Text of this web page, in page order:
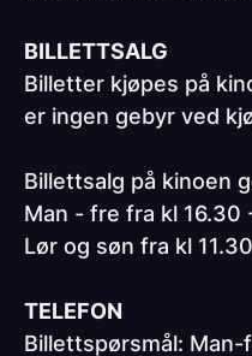
BILLETTSALG
Billetter kjøpes på
er ingen gebyr ved
Billettsalg på kinoen
Man - fre fra kl 16.30
Lør og søn fra kl
TELEFON
Billettspørsmål: